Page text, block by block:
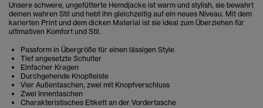
Unsere schwere, ungefütterte Hemdjacke ist warm und stylish, sie bewahrt
deinen wahren Stil und hebt ihn gleichzeitig auf ein neues Niveau. Mit dem
karierten Print und dem dicken Material ist sie ideal zum Überziehen für
ultimativen Komfort und Stil.
Passform in Übergröße für einen lässigen Style
Tief angesetzte Schulter
Einfacher Kragen
Durchgehende Knopfleiste
Vier Außentaschen, zwei mit Knopfverschluss
Zwei Innentaschen
Charakteristisches Etikett an der Vordertasche